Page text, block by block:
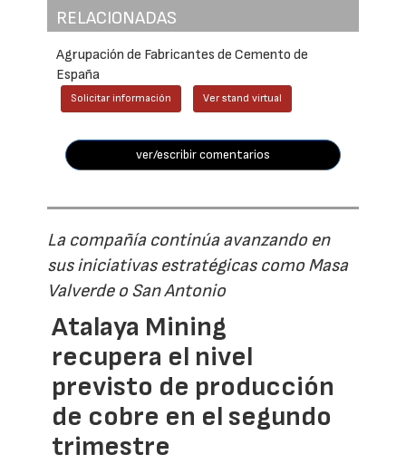
RELACIONADAS
Agrupación de Fabricantes de Cemento de
España
Solicitar información Ver stand virtual
ver/escribir comentarios
La compañía continúa avanzando en
sus iniciativas estratégicas como Masa
Valverde o San Antonio
Atalaya Mining
recupera el nivel
previsto de producción
de cobre en el segundo
trimestre